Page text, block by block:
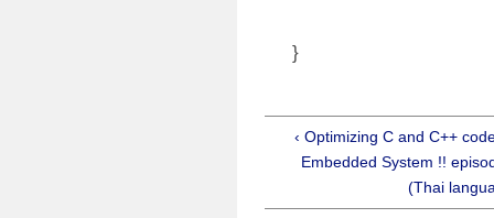
}
‹ Optimizing C and C++
Embedded System !!
(Thai